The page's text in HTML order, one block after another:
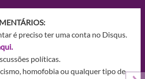
é preciso ter uma conta no Disqus.
políticas.
homofobia ou qualquer tipo de